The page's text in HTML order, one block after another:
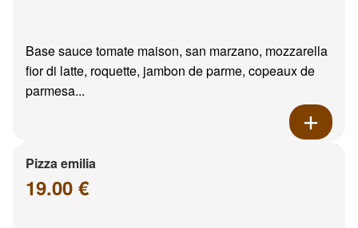
Base sauce tomate maison, san marzano, mozzarella
fior di latte, roquette, jambon de parme, copeaux de
parmesa...
Pizza emilia
19.00 €